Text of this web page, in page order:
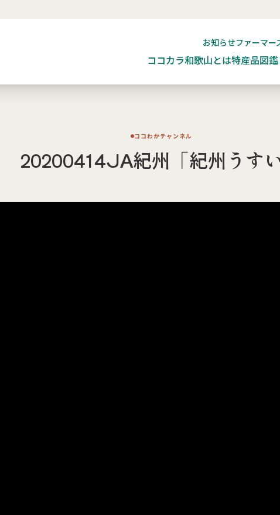
お知らせファーマー
ココカラ和歌山とは特産品図鑑
ココわかチャンネル
20200414JA紀州「紀州うすい